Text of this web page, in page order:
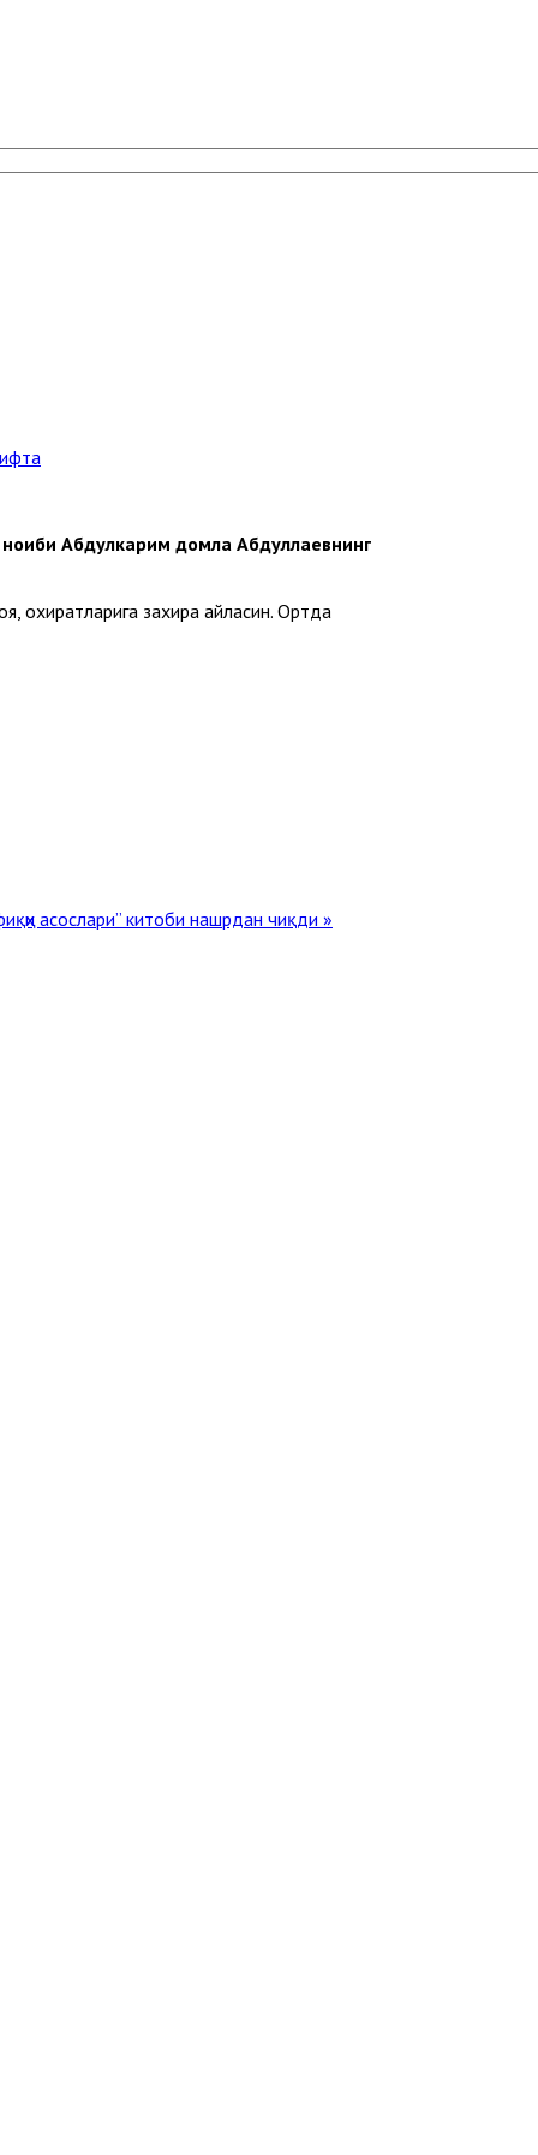
Абдулкарим домла Абдуллаевнинг
охиратларига захира айласин. Ортда
асослари” китоби нашрдан чиқди »